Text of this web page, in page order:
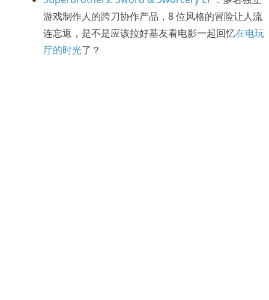
游戏制作人的跨刀协作产品，8 位风格的冒险让人流
连忘返，是不是应该拉好基友看电影一起回忆在电玩
厅的时光了？